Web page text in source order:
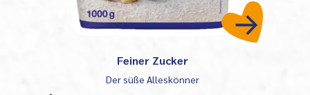
Feiner Zucker
Der süße Alleskönner